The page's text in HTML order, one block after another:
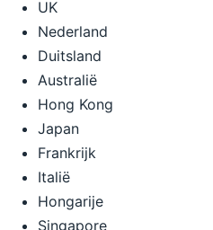
UK
Nederland
Duitsland
Australië
Hong Kong
Japan
Frankrijk
Italië
Hongarije
Singapore